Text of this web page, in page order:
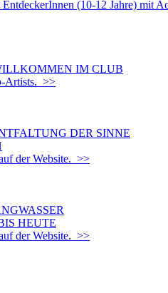
(10-12 Jahre) mit
IM CLUB
Artists. >>
DER SINNE
der Website. >>
HEUTE
der Website. >>